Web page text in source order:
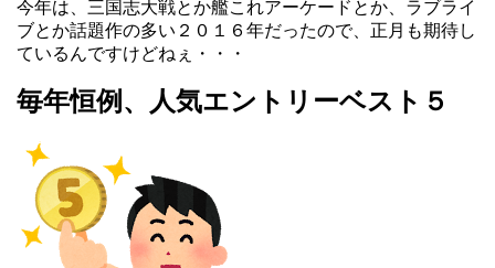
今年は、三国志大戦とか艦これアーケードとか、ラブライ
ブとか話題作の多い２０１６年だったので、正月も期待し
ているんですけどねぇ・・・
毎年恒例、人気エントリーベスト５